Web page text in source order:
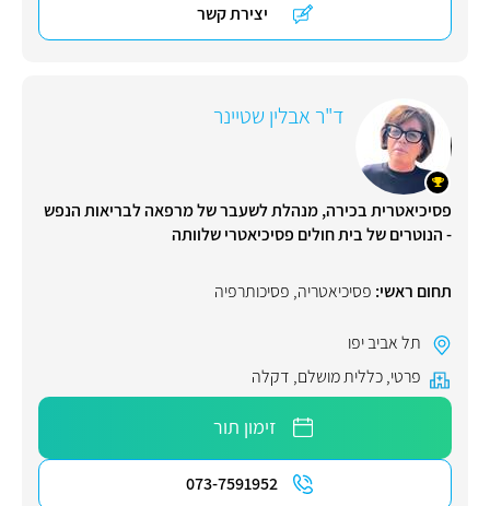
יצירת קשר
ד"ר אבלין שטיינר
פסיכיאטרית בכירה, מנהלת לשעבר של מרפאה לבריאות הנפש
- הנוטרים של בית חולים פסיכיאטרי שלוותה
תחום ראשי: פסיכיאטריה, פסיכותרפיה
תל אביב יפו
פרטי,כללית מושלם, דקלה
זימון תור
073-7591952